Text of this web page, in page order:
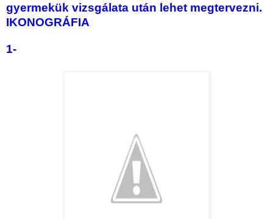
gyermekük vizsgálata után lehet megtervezni.
IKONOGRÁFIA
1-